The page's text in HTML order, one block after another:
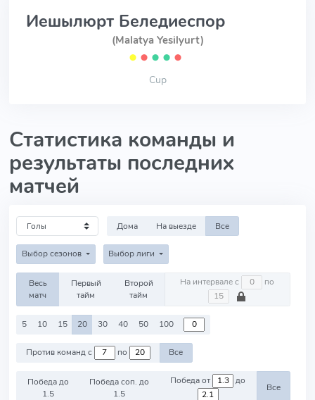
Иешылюрт Беледиеспор
(Malatya Yesilyurt)
⬤ ⬤ ⬤ ⬤ ⬤
Cup
Статистика команды и
результаты последних
матчей
Дома На выезде Все
Выбор сезонов Выбор лиги
Весь
матч
Первый
тайм
Второй
тайм
На интервале с по
5 10 15 20 30 40 50 100
Против команд с по Все
Победа до
1.5
Победа соп. до
1.5
Победа от до
Все